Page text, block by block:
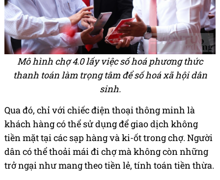
Mô hình chợ 4.0 lấy việc số hoá phương thức
thanh toán làm trọng tâm để số hoá xã hội dân
sinh.
Qua đó, chỉ với chiếc điện thoại thông minh là
khách hàng có thể sử dụng để giao dịch không
tiền mặt tại các sạp hàng và ki-ốt trong chợ. Người
dân có thể thoải mái đi chợ mà không còn những
trở ngại như mang theo tiền lẻ, tính toán tiền thừa.